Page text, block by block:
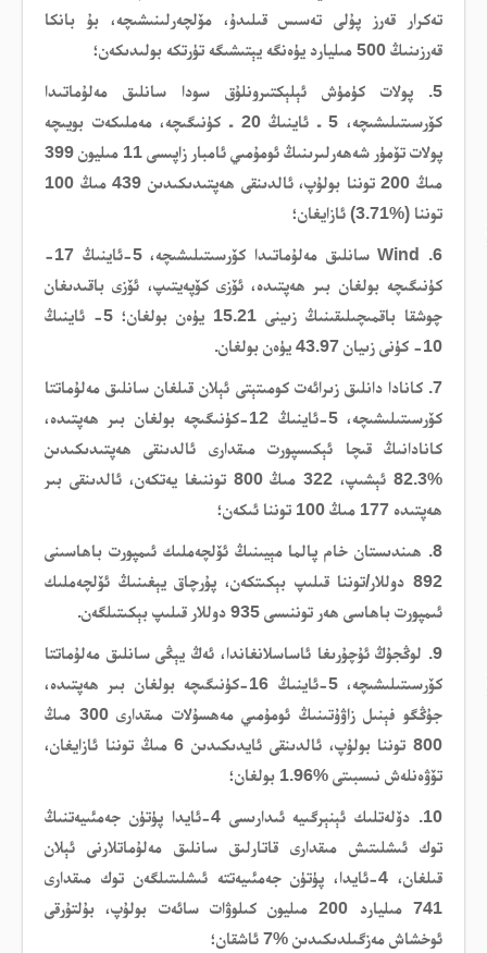
تەكرار قەرز پۇلى تەسىس قىلىدۇ، مۆلچەرلىنىشىچە، بۇ بانكا
قەرزىنىڭ 500 مىليارد يۈەنگە يېتىشىگە تۈرتكە بولىدىكەن؛
5. پولات كۈمۈش ئېلېكتىرونلۇق سودا سانلىق مەلۇماتىدا
كۆرسىتىلىشىچە، 5 ـ ئاينىڭ 20 ـ كۈنىگىچە، مەملىكەت بويىچە
پولات تۆمۈر شەھەرلىرىنىڭ ئومۇمىي ئامبار زاپىسى 11 مىليون 399
مىڭ 200 توننا بولۇپ، ئالدىنقى ھەپتىدىكىدىن 439 مىڭ 100
توننا (%3.71) ئازايغان؛
6. Wind سانلىق مەلۇماتىدا كۆرسىتىلىشىچە، 5-ئاينىڭ 17-
كۈنىگىچە بولغان بىر ھەپتىدە، ئۆزى كۆپەيتىپ، ئۆزى باقىدىغان
چوشقا باقمىچىلىقىنىڭ زىينى 15.21 يۈەن بولغان؛ 5- ئاينىڭ
10- كۈنى زىيان 43.97 يۈەن بولغان.
7. كانادا دانلىق زىرائەت كومىتېتى ئېلان قىلغان سانلىق مەلۇماتتا
كۆرسىتىلىشىچە، 5-ئاينىڭ 12-كۈنىگىچە بولغان بىر ھەپتىدە،
كانادانىڭ قىچا ئېكىسپورت مىقدارى ئالدىنقى ھەپتىدىكىدىن
%82.3 ئېشىپ، 322 مىڭ 800 توننىغا يەتكەن، ئالدىنقى بىر
ھەپتىدە 177 مىڭ 100 توننا ئىكەن؛
8. ھىندىستان خام پالما مېيىنىڭ ئۆلچەملىك ئىمپورت باھاسىنى
892 دوللار/توننا قىلىپ بېكىتكەن، پۇرچاق يېغىنىڭ ئۆلچەملىك
ئىمپورت باھاسى ھەر توننىسى 935 دوللار قىلىپ بېكىتىلگەن.
9. لوڭجۇڭ ئۇچۇرىغا ئاساسلانغاندا، ئەڭ يېڭى سانلىق مەلۇماتتا
كۆرسىتىلىشىچە، 5-ئاينىڭ 16-كۈنىگىچە بولغان بىر ھەپتىدە،
جۇڭگو فېنىل زاۋۇتىنىڭ ئومۇمىي مەھسۇلات مىقدارى 300 مىڭ
800 توننا بولۇپ، ئالدىنقى ئايدىكىدىن 6 مىڭ توننا ئازايغان،
تۆۋەنلەش نىسبىتى %1.96 بولغان؛
10. دۆلەتلىك ئېنېرگىيە ئىدارىسى 4-ئايدا پۈتۈن جەمئىيەتنىڭ
توك ئىشلىتىش مىقدارى قاتارلىق سانلىق مەلۇماتلارنى ئېلان
قىلغان، 4-ئايدا، پۈتۈن جەمئىيەتتە ئىشلىتىلگەن توك مىقدارى
741 مىليارد 200 مىليون كىلوۋات سائەت بولۇپ، بۇلتۇرقى
ئوخشاش مەزگىلدىكىدىن %7 ئاشقان؛